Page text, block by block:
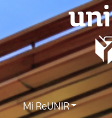
Mi ReUNIR